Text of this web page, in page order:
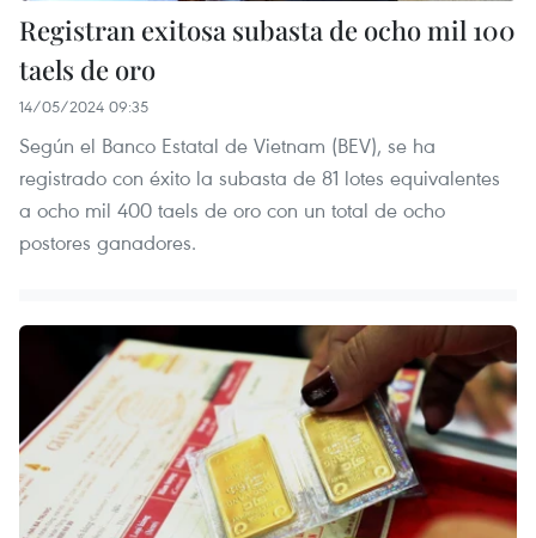
Registran exitosa subasta de ocho mil 100
taels de oro
14/05/2024 09:35
Según el Banco Estatal de Vietnam (BEV), se ha
registrado con éxito la subasta de 81 lotes equivalentes
a ocho mil 400 taels de oro con un total de ocho
postores ganadores.